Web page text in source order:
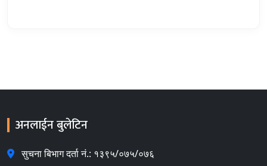
अनलाईन बुलेटिन
सुचना बिभाग दर्ता नं.: १३९५/०७५/०७६